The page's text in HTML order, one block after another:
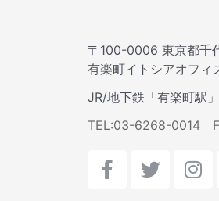
〒100-0006 東京都千
有楽町イトシアオフィ
JR/地下鉄「有楽町駅
TEL:03-6268-0014
F
a
T
w
I
n